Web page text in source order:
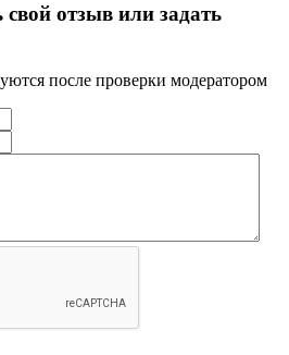
отзыв или задать
после проверки модератором